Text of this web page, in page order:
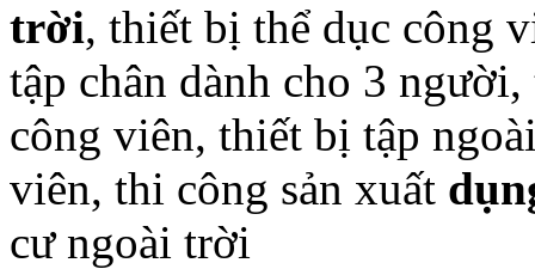
trời, thiết bị thể dục công
tập chân dành cho 3
công viên, thiết bị tập
viên, thi công sản xuất
cư ngoài trời